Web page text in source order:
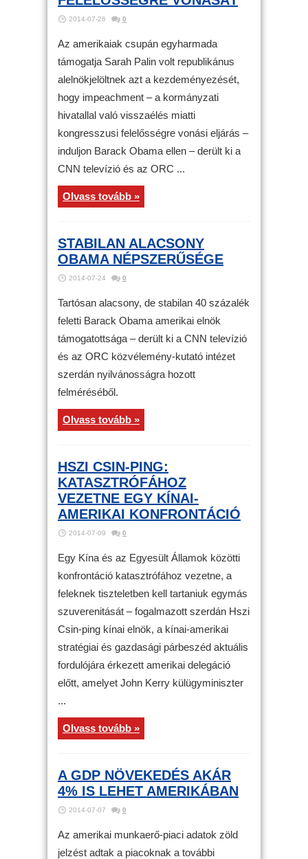
2014-07-26 0
Az amerikaiak csupán egyharmada
támogatja Sarah Palin volt republikánus
alelnökjelöltnek azt a kezdeményezését,
hogy impeachment – a kormányzati
hivatallal való visszaélés miatti
kongresszusi felelősségre vonási eljárás –
induljon Barack Obama ellen – derült ki a
CNN televízió és az ORC ...
Olvass tovább »
STABILAN ALACSONY
OBAMA NÉPSZERŰSÉGE
2014-07-24 0
Tartósan alacsony, de stabilan 40 százalék
feletti Barack Obama amerikai elnök
támogatottsága – derült ki a CNN televízió
és az ORC közvélemény-kutató intézet
szerdán nyilvánosságra hozott
felméréséből.
Olvass tovább »
HSZI CSIN-PING:
KATASZTRÓFÁHOZ
VEZETNE EGY KÍNAI-
AMERIKAI KONFRONTÁCIÓ
2014-07-09 0
Egy Kína és az Egyesült Államok közötti
konfrontáció katasztrófához vezetne, a
feleknek tiszteletben kell tartaniuk egymás
szuverenitását – fogalmazott szerdán Hszi
Csin-ping kínai elnök, a kínai-amerikai
stratégiai és gazdasági párbeszéd aktuális
fordulójára érkezett amerikai delegáció
előtt, amelyet John Kerry külügyminiszter
...
Olvass tovább »
A GDP NÖVEKEDÉS AKÁR
4% IS LEHET AMERIKÁBAN
2014-07-07 0
Az amerikai munkaerő-piaci adatok zöld
jelzést adtak a piacoknak a további